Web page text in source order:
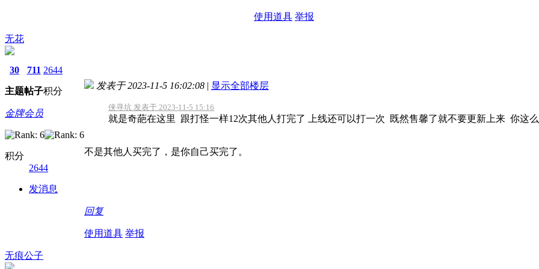
使用道具 举报
无花
30
主题
711
帖子
2644
积分
金牌会员
积分
2644
发消息
发表于 2023-11-5 16:02:08 | 显示全部楼层
侠寻坑 发表于 2023-11-5 15:16
就是奇葩在这里 跟打怪一样12次其他人打完了 上线还可以打一次 既然售馨了就不要更新上来 你这
不是其他人买完了，是你自己买完了。
回复
使用道具 举报
无痕公子